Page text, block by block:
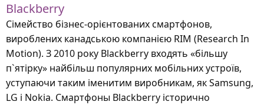
Blackberry
Сімейство бізнес-орієнтованих смартфонов,
вироблених канадською компанією RIM (Research In
Motion). З 2010 року Blackberry входять «більшу
п`ятірку» найбільш популярних мобільних устроїв,
уступаючи таким іменитим виробникам, як Samsung,
LG і Nokia. Смартфоны Blackberry історично